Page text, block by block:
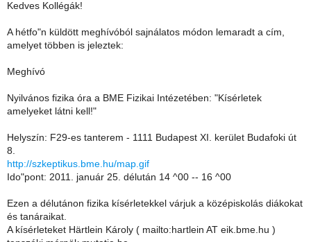
Kedves Kollégák!
A hétfo"n küldött meghívóból sajnálatos módon lemaradt a cím,
amelyet többen is jeleztek:
Meghívó
Nyilvános fizika óra a BME Fizikai Intézetében: "Kísérletek
amelyeket látni kell!"
Helyszín: F29-es tanterem - 1111 Budapest XI. kerület Budafoki út
8.
http://szkeptikus.bme.hu/map.gif
Ido"pont: 2011. január 25. délután 14 ^00 -- 16 ^00
Ezen a délutánon fizika kísérletekkel várjuk a középiskolás diákokat
és tanáraikat.
A kísérleteket Härtlein Károly ( mailto:hartlein AT eik.bme.hu )